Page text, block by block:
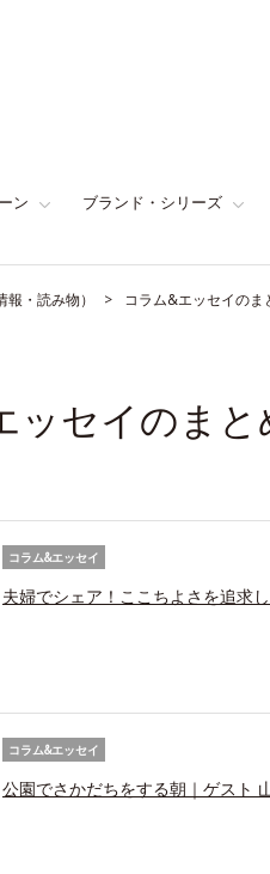
ン ブランド・シリーズ
・読み物） コラム&エッセイのま
ッセイのまと
コラム&エッセイ
夫婦でシェア！ここちよさを追求
コラム&エッセイ
公園でさかだちをする朝｜ゲスト